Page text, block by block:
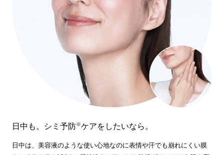
日中も。シミ予防※ケアをしたいなら。
日中は、美容液のような使い心地なのに表情や汗でも崩れにくい膜